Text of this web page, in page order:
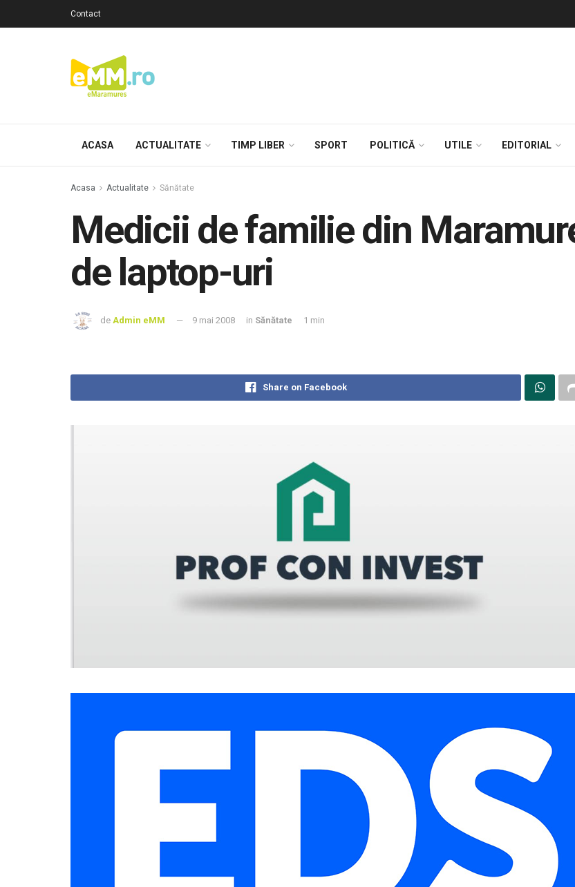
Contact
ACASA ACTUALITATE TIMP LIBER SPORT POLITICĂ UTILE EDITORIAL
Acasa Actualitate Sănătate
Medicii de familie din
de laptop-uri
de Admin eMM 9 mai 2008 in Sănătate 1 min
Share on Facebook